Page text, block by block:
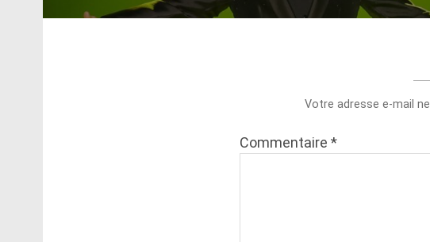
Votre adresse e-mail
Commentaire *